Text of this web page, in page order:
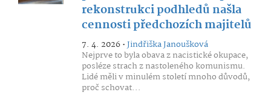
rekonstrukci podhledů našla
cennosti předchozích majitelů
7. 4. 2026 •Jindřiška Janoušková
Nejprve to byla obava z nacistické okupace,
posléze strach z nastoleného komunismu.
Lidé měli v minulém století mnoho důvodů,
proč schovat...